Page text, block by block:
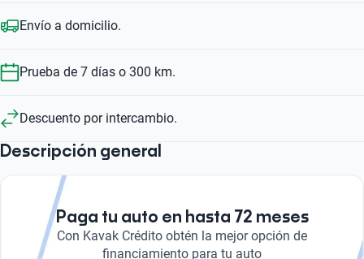
Envío a domicilio.
Prueba de 7 días o 300 km.
Descuento por intercambio.
Descripción general
Paga tu auto en hasta 72 meses
Con Kavak Crédito obtén la mejor opción de
financiamiento para tu auto